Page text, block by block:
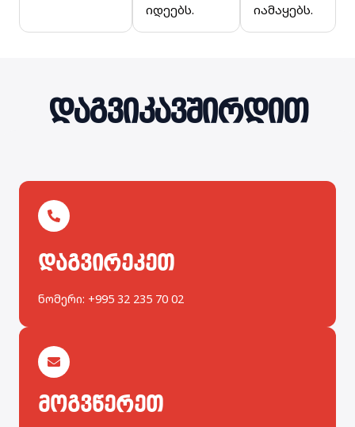
იდეებს.
იამაყებს.
დაგვიკავშირდით
დაგვირეკეთ
ნომერი: +995 32 235 70 02
მოგვწერეთ